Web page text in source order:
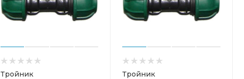
Тройник
Тройник